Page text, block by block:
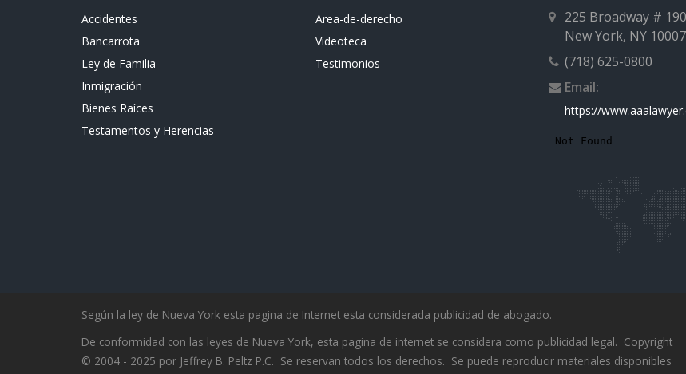
Accidentes
Bancarrota
Ley de Familia
Inmigración
Bienes Raíces
Testamentos y Herencias
Area-de-derecho
Videoteca
Testimonios
225 Broadway #
New York, NY
(718) 625-0800
Email:
https://
Según la ley de Nueva York esta pagina de Internet esta considerada publicidad de abogado.
De conformidad con las leyes de Nueva York, esta pagina de internet se considera como publicidad legal. Copyright
© 2004 - 2025 por Jeffrey B. Peltz P.C. Se reservan todos los derechos. Se puede reproducir materiales disponibles